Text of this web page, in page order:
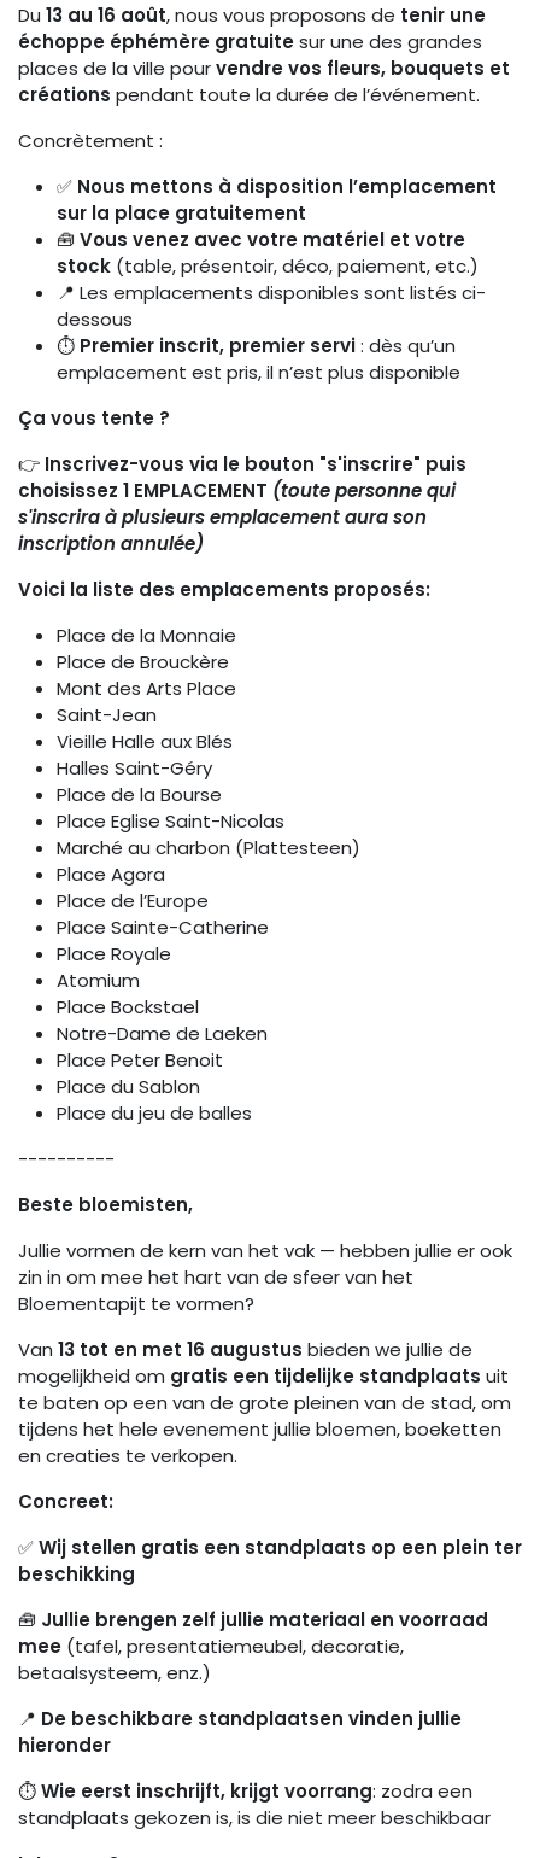
Du 13 au 16 août, nous vous proposons de tenir une
échoppe éphémère gratuitesur une des grandes
places de la ville pourvendre vos fleurs, bouquets et
créations pendant toute la durée de l’événement.
Concrètement :
✅ Nous mettons à disposition l’emplacement
sur la place gratuitement
🧰 Vous venez avec votre matériel et votre
stock (table, présentoir, déco, paiement, etc.)
📍 Les emplacements disponibles sont listés ci-
dessous
⏱️ Premier inscrit, premier servi: dès qu’un
emplacement est pris, il n’est plus disponible
Ça vous tente ?
👉 Inscrivez-vous via le bouton "s'inscrire" puis
choisissez 1 EMPLACEMENT (toute personne qui
s'inscrira à plusieurs emplacement aura son
inscription annulée)
Voici la liste des emplacements proposés:
Place de la Monnaie
Place de Brouckère
Mont des Arts Place
Saint-Jean
Vieille Halle aux Blés
Halles Saint-Géry
Place de la Bourse
Place Eglise Saint-Nicolas
Marché au charbon (Plattesteen)
Place Agora
Place de l’Europe
Place Sainte-Catherine
Place Royale
Atomium
Place Bockstael
Notre-Dame de Laeken
Place Peter Benoit
Place du Sablon
Place du jeu de balles
----------
Beste bloemisten,
Jullie vormen de kern van het vak — hebben jullie er ook
zin in om mee het hart van de sfeer van het
Bloementapijt te vormen?
Van 13 tot en met 16 augustus bieden we jullie de
mogelijkheid om gratis een tijdelijke standplaats uit
te baten op een van de grote pleinen van de stad, om
tijdens het hele evenement jullie bloemen, boeketten
en creaties te verkopen.
Concreet:
✅Wij stellen gratis een standplaats op een plein ter
beschikking
🧰 Jullie brengen zelf jullie materiaal en voorraad
mee (tafel, presentatiemeubel, decoratie,
betaalsysteem, enz.)
📍 De beschikbare standplaatsen vinden jullie
hieronder
⏱️Wie eerst inschrijft, krijgt voorrang: zodra een
standplaats gekozen is, is die niet meer beschikbaar